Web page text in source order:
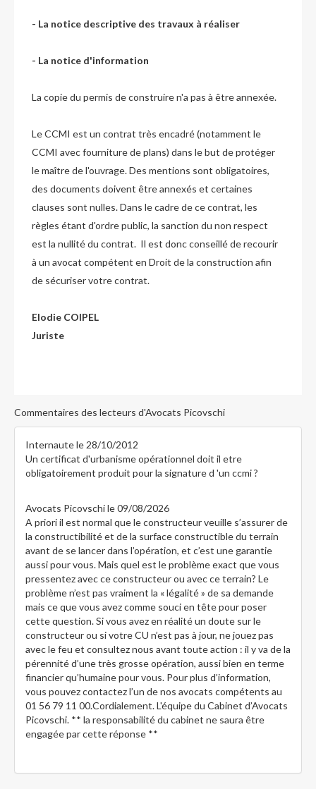
- La notice descriptive des travaux à réaliser
- La notice d'information
La copie du permis de construire n'a pas à être annexée.
Le CCMI est un contrat très encadré (notamment le
CCMI avec fourniture de plans) dans le but de protéger
le maître de l'ouvrage. Des mentions sont obligatoires,
des documents doivent être annexés et certaines
clauses sont nulles. Dans le cadre de ce contrat, les
règles étant d'ordre public, la sanction du non respect
est la nullité du contrat. Il est donc conseillé de recourir
à un avocat compétent en Droit de la construction afin
de sécuriser votre contrat.
Elodie COIPEL
Juriste
Commentaires des lecteurs d'Avocats Picovschi
Internautele 28/10/2012
Un certificat d'urbanisme opérationnel doit il etre
obligatoirement produit pour la signature d 'un ccmi ?
Avocats Picovschile 09/08/2026
A priori il est normal que le constructeur veuille s’assurer de
la constructibilité et de la surface constructible du terrain
avant de se lancer dans l’opération, et c’est une garantie
aussi pour vous. Mais quel est le problème exact que vous
pressentez avec ce constructeur ou avec ce terrain? Le
problème n’est pas vraiment la « légalité » de sa demande
mais ce que vous avez comme souci en tête pour poser
cette question. Si vous avez en réalité un doute sur le
constructeur ou si votre CU n’est pas à jour, ne jouez pas
avec le feu et consultez nous avant toute action : il y va de la
pérennité d’une très grosse opération, aussi bien en terme
financier qu’humaine pour vous. Pour plus d’information,
vous pouvez contactez l’un de nos avocats compétents au
01 56 79 11 00.Cordialement. L'équipe du Cabinet d’Avocats
Picovschi. ** la responsabilité du cabinet ne saura être
engagée par cette réponse **